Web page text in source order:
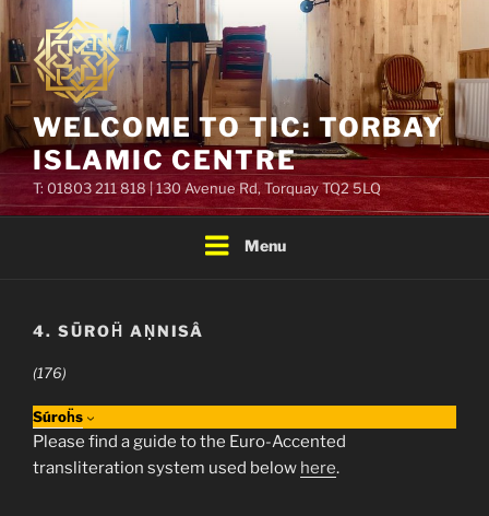
Skip
to
content
WELCOME TO TIC: TORBAY
ISLAMIC CENTRE
T: 01803 211 818 | 130 Avenue Rd, Torquay TQ2 5LQ
Menu
4. SŪROḦ AṆNISÂ
(176)
Súroḧs
Please find a guide to the Euro-Accented
transliteration system used below here.